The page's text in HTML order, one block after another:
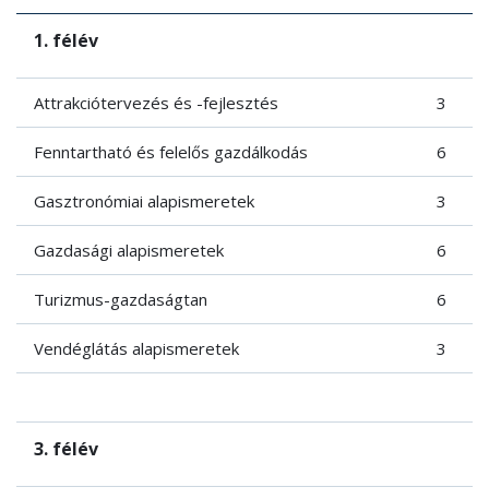
1. félév
Attrakciótervezés és -fejlesztés 3
Fenntartható és felelős gazdálkodás 6
Gasztronómiai alapismeretek 3
Gazdasági alapismeretek 6
Turizmus-gazdaságtan 6
Vendéglátás alapismeretek 3
3. félév